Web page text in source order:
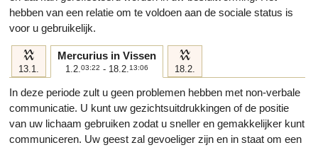
hebben van een relatie om te voldoen aan de sociale status is
voor u gebruikelijk.
k
13.1.
Mercurius in Vissen
1.2.03:22 - 18.2.13:06
k
18.2.
In deze periode zult u geen problemen hebben met non-verbale
communicatie. U kunt uw gezichtsuitdrukkingen of de positie
van uw lichaam gebruiken zodat u sneller en gemakkelijker kunt
communiceren. Uw geest zal gevoeliger zijn en in staat om een